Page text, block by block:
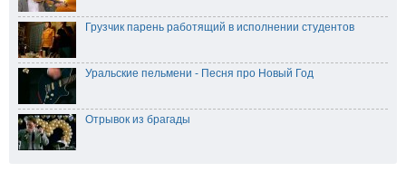
Грузчик парень работящий в исполнении студентов
Уральские пельмени - Песня про Новый Год
Отрывок из брагады